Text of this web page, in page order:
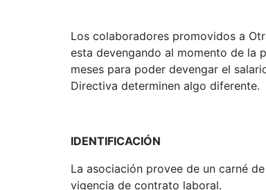
Los colaboradores promovidos a
esta devengando al momento de la
meses para poder devengar el
Directiva determinen algo diferente.
IDENTIFICACIÓN
La asociación provee de un carné
vigencia de contrato laboral.